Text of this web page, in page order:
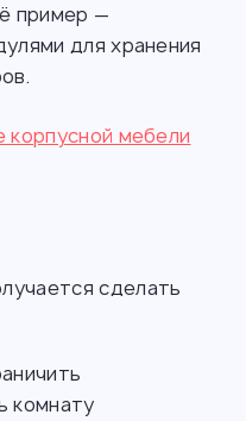
пример —
для хранения
корпусной мебели
сделать
комнату